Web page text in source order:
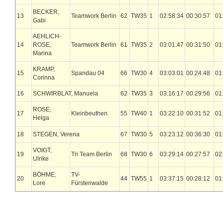
13
BECKER,
Gabi
Teamwork Berlin 62 TW35 1 02:58:34 00:30:57
14
AEHLICH-
ROSE,
Marina
Teamwork Berlin 61 TW35 2 03:01:47 00:31:50
15
KRAMP,
Corinna
Spandau 04 66 TW30 4 03:03:01 00:24:48
16 SCHWIRBLAT, Manuela 62 TW35 3 03:16:17 00:29:56
17
ROSE,
Helga
Kleinbeuthen 55 TW40 1 03:22:10 00:31:52
18 STEGEN, Verena 67 TW30 5 03:23:12 00:36:30
19
VOIGT,
Ulrike
Tri Team Berlin 68 TW30 6 03:29:14 00:27:57
20
BÖHME,
Lore
TV-
Fürstenwalde
44 TW55 1 03:37:15 00:28:12